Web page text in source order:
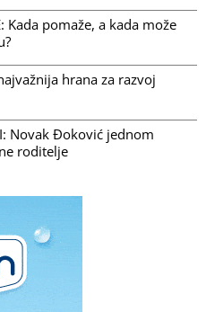
Kada pomaže, a kada može
hrana za razvoj
Novak Đoković jednom
roditelje